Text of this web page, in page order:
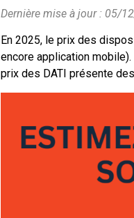
Dernière mise à jour : 05/
En 2025, le prix des
encore application
prix des DATI présente